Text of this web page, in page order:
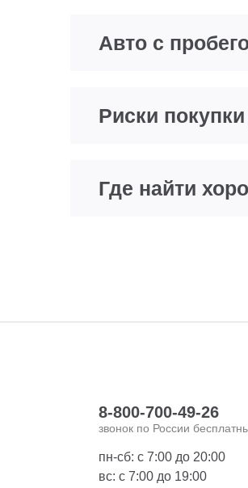
Авто с
Риски
Где найти
8-800-700-49-26
звонок по России
пн-сб: с 7:00 до 20:00
вс: с 7:00 до 19:00